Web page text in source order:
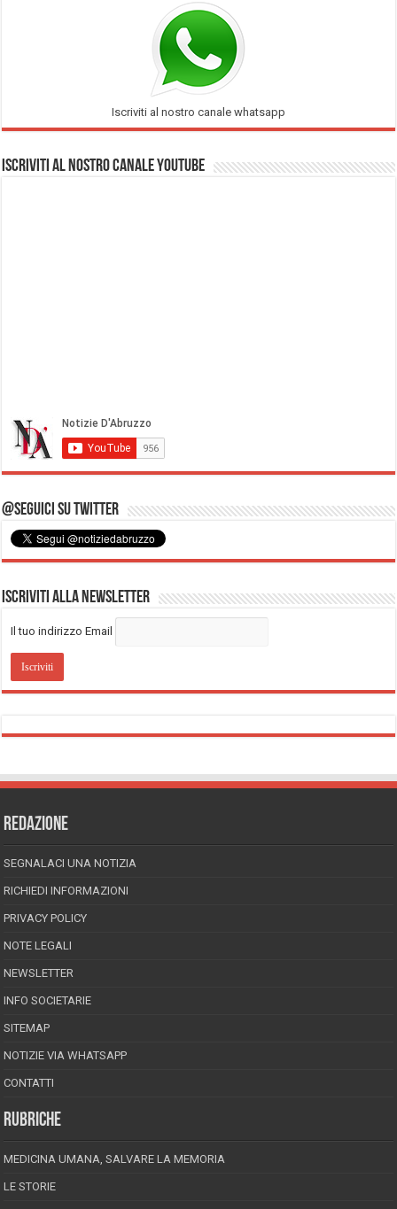
Iscriviti al nostro canale whatsapp
Iscriviti al nostro Canale Youtube
@Seguici su Twitter
Iscriviti alla Newsletter
Il tuo indirizzo Email
REDAZIONE
SEGNALACI UNA NOTIZIA
RICHIEDI INFORMAZIONI
PRIVACY POLICY
NOTE LEGALI
NEWSLETTER
INFO SOCIETARIE
SITEMAP
NOTIZIE VIA WHATSAPP
CONTATTI
RUBRICHE
MEDICINA UMANA, SALVARE LA MEMORIA
LE STORIE